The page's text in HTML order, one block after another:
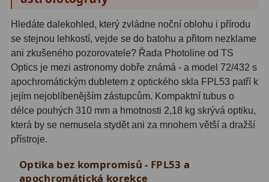
Deep-Sky kamery 28
Guiding kamery14
Adaptéry projekční 11
Adaptéry T2
Adaptéry M48 33
Hledáte dalekohled, který zvládne noční oblohu i přírodu
se stejnou lehkostí, vejde se do batohu a přitom nezklame
ani zkušeného pozorovatele? Řada Photoline od TS
Optics je mezi astronomy dobře známá - a model 72/432 s
apochromátickým dubletem z optického skla FPL53 patří k
jejím nejoblíbenějším zástupcům. Kompaktní tubus o
délce pouhých 310 mm a hmotnosti 2,18 kg skrývá optiku,
která by se nemusela stydět ani za mnohem větší a dražší
přístroje.
Optika bez kompromisů - FPL53 a
apochromátická korekce